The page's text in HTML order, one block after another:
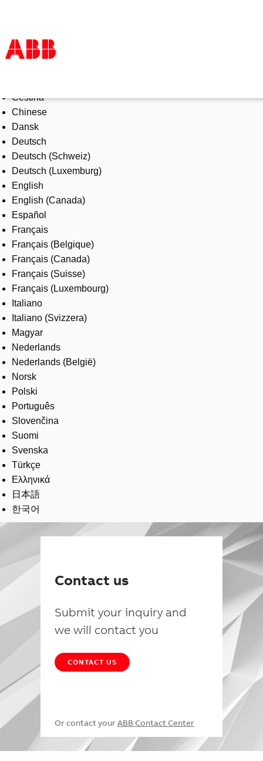
Products & Solutions
Industries
Services
About us
Where to buy
Contact us
Careers
Čeština
Chinese
Dansk
Deutsch
Deutsch (Schweiz)
Deutsch (Luxemburg)
English
English (Canada)
Español
Français
Français (Belgique)
Français (Canada)
Français (Suisse)
Français (Luxembourg)
Italiano
Italiano (Svizzera)
Magyar
Nederlands
Nederlands (België)
Norsk
Polski
Português
Slovenčina
Suomi
Svenska
Türkçe
Ελληνικά
日本語
한국어
Contact us
Submit your inquiry and
we will contact you
CONTACT US
Or contact your ABB Contact Center